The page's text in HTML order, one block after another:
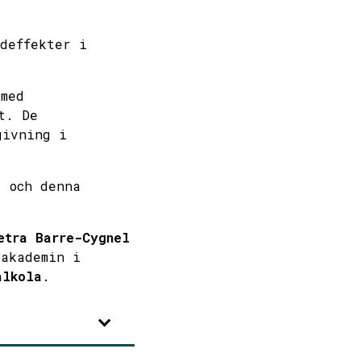
i
De
i
denna
Barre-Cygnel
i
.